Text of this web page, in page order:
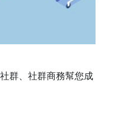
群、社群商務幫您成